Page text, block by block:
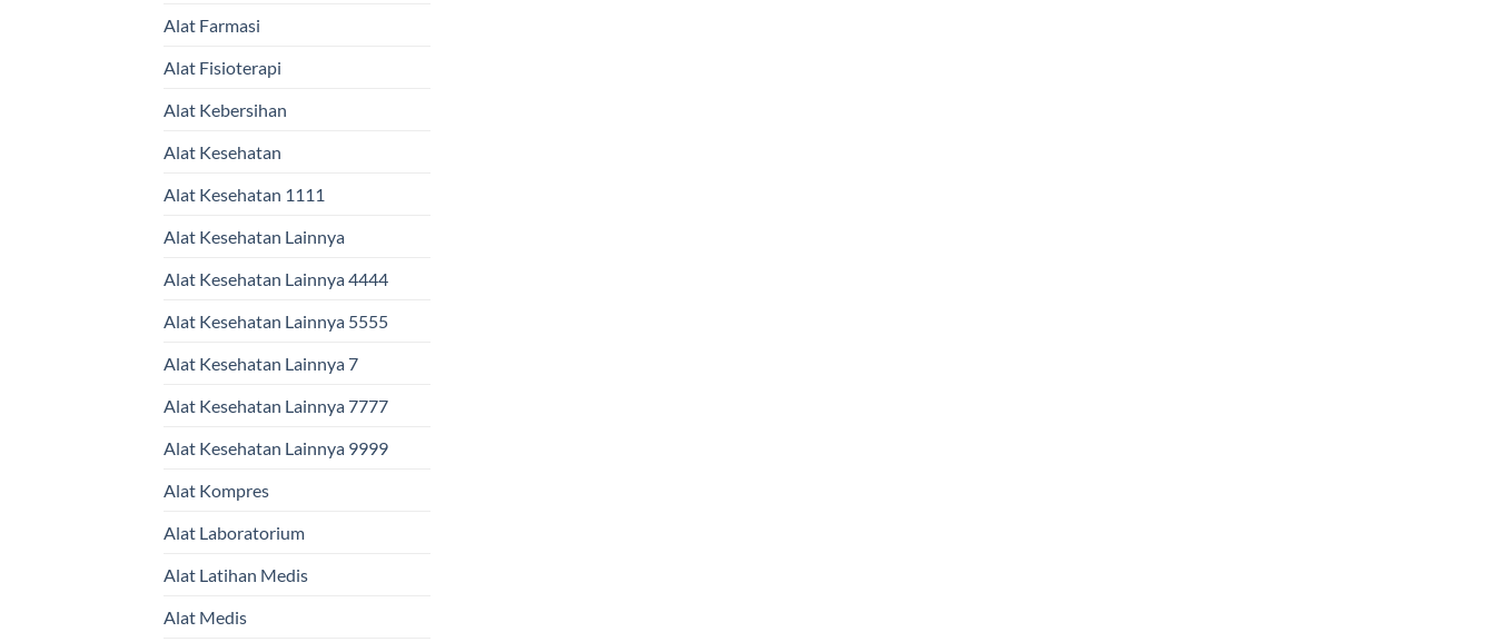
Alat Farmasi
Alat Fisioterapi
Alat Kebersihan
Alat Kesehatan
Alat Kesehatan 1111
Alat Kesehatan Lainnya
Alat Kesehatan Lainnya 4444
Alat Kesehatan Lainnya 5555
Alat Kesehatan Lainnya 7
Alat Kesehatan Lainnya 7777
Alat Kesehatan Lainnya 9999
Alat Kompres
Alat Laboratorium
Alat Latihan Medis
Alat Medis